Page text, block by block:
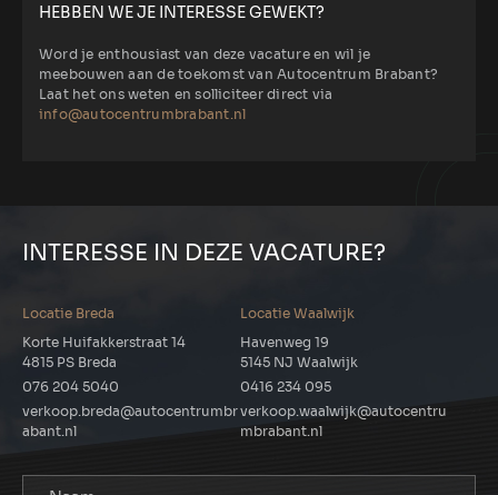
HEBBEN WE JE INTERESSE GEWEKT?
Word je enthousiast van deze vacature en wil je
meebouwen aan de toekomst van Autocentrum Brabant?
Laat het ons weten en solliciteer direct via
info@autocentrumbrabant.nl
INTERESSE IN DEZE VACATURE?
Locatie Breda
Korte Huifakkerstraat 14
4815 PS Breda
076 204 5040
verkoop.breda@autocentrumbr
abant.nl
Locatie Waalwijk
Havenweg 19
5145 NJ Waalwijk
0416 234 095
verkoop.waalwijk@autocentru
mbrabant.nl